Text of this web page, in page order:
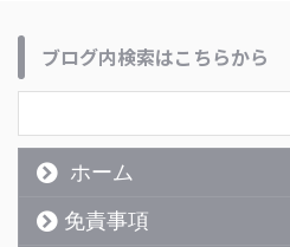
ブログ内検索はこちらから
ホーム
免責事項